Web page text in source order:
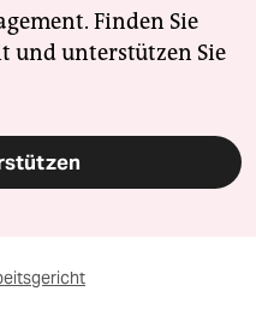
Finden Sie
und unterstützen Sie